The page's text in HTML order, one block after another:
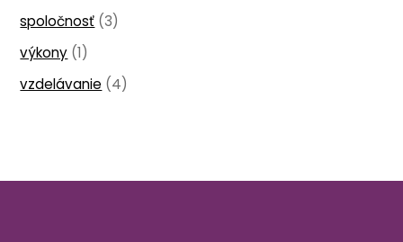
spoločnosť (3)
výkony (1)
vzdelávanie (4)